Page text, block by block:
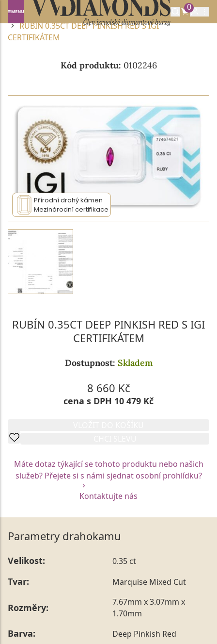
0
Domů DRAHOKAMY A POLODRAHOKAMY
RUBÍN
RUBÍN 0.35CT DEEP PINKISH RED S IGI
CERTIFIKÁTEM
Kód produktu: 0102246
Přírodní drahý kámen
Mezinárodní certifikace
RUBÍN 0.35CT DEEP PINKISH RED S IGI
CERTIFIKÁTEM
Dostupnost: Skladem
8 660 Kč
cena s DPH 10 479 Kč
Máte dotaz týkající se tohoto produktu nebo našich
služeb? Přejete si s námi sjednat osobní prohlídku?
Kontaktujte nás
Parametry drahokamu
Velikost: 0.35 ct
Tvar: Marquise Mixed Cut
Rozměry:
7.67mm x 3.07mm x
1.70mm
Barva: Deep Pinkish Red